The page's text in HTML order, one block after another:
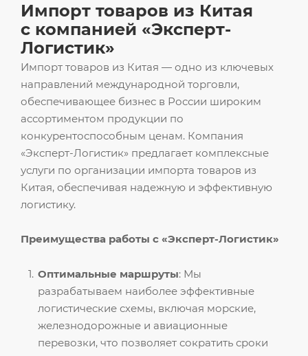
Импорт товаров из Китая — одно из ключевых
направлений международной торговли,
обеспечивающее бизнес в России широким
ассортиментом продукции по
конкурентоспособным ценам. Компания
«Эксперт-Логистик» предлагает комплексные
услуги по организации импорта товаров из
Китая, обеспечивая надежную и эффективную
логистику.
Преимущества работы с «Эксперт-Логистик»
Оптимальные маршруты: Мы
разрабатываем наиболее эффективные
логистические схемы, включая морские,
железнодорожные и авиационные
перевозки, что позволяет сократить сроки
Импорт товаров из Китая
с компанией «Эксперт-
Логистик»